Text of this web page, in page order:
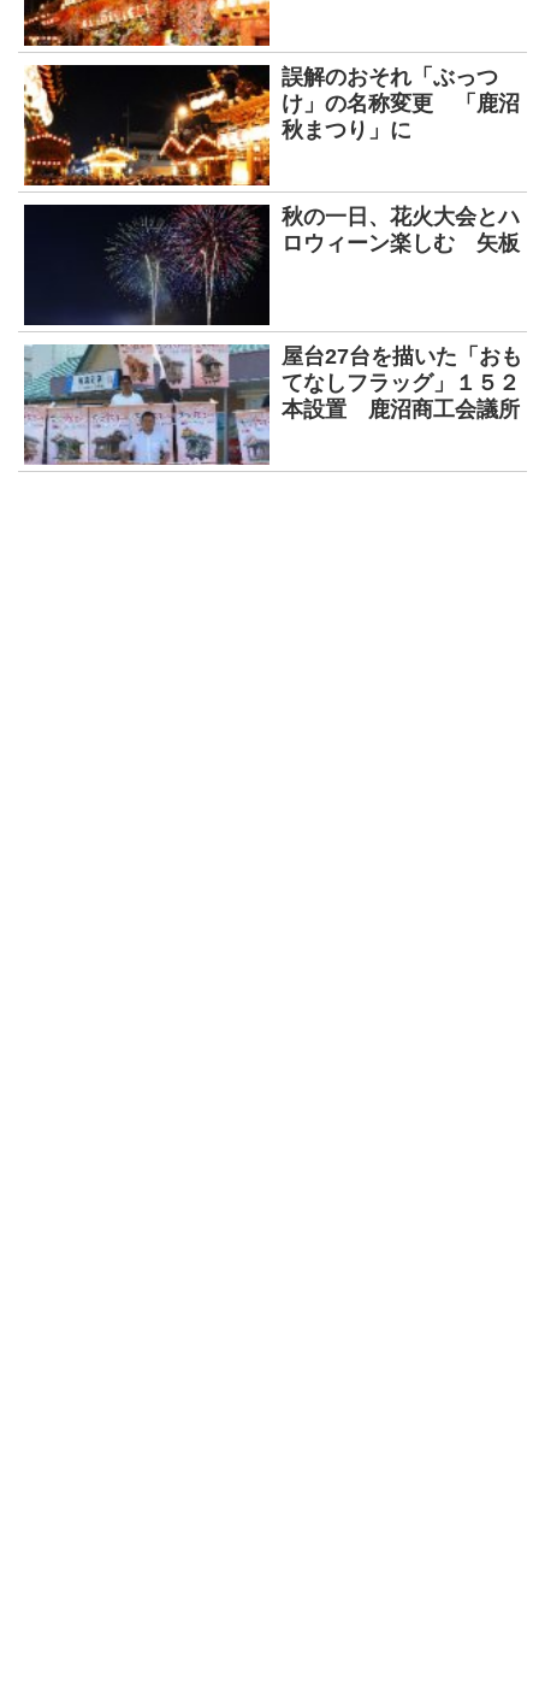
誤解のおそれ「ぶっつ
け」の名称変更 「鹿沼
秋まつり」に
秋の一日、花火大会とハ
ロウィーン楽しむ 矢板
屋台27台を描いた「おも
てなしフラッグ」１５２
本設置 鹿沼商工会議所